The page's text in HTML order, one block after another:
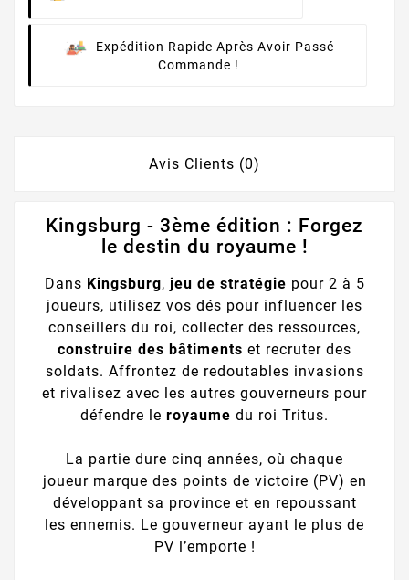
Expédition Rapide Après Avoir Passé
Commande !
Avis Clients (0)
Kingsburg - 3ème édition : Forgez
le destin du royaume !
Dans Kingsburg, jeu de stratégie pour 2 à 5
joueurs, utilisez vos dés pour influencer les
conseillers du roi, collecter des ressources,
construire des bâtiments et recruter des
soldats. Affrontez de redoutables invasions
et rivalisez avec les autres gouverneurs pour
défendre le royaume du roi Tritus.
La partie dure cinq années, où chaque
joueur marque des points de victoire (PV) en
développant sa province et en repoussant
les ennemis. Le gouverneur ayant le plus de
PV l’emporte !